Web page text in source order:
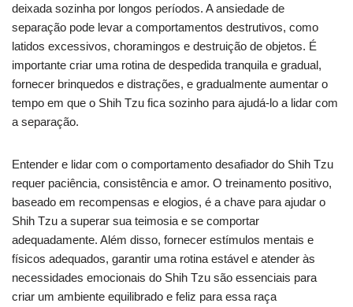
deixada sozinha por longos períodos. A ansiedade de
separação pode levar a comportamentos destrutivos, como
latidos excessivos, choramingos e destruição de objetos. É
importante criar uma rotina de despedida tranquila e gradual,
fornecer brinquedos e distrações, e gradualmente aumentar o
tempo em que o Shih Tzu fica sozinho para ajudá-lo a lidar com
a separação.
Entender e lidar com o comportamento desafiador do Shih Tzu
requer paciência, consistência e amor. O treinamento positivo,
baseado em recompensas e elogios, é a chave para ajudar o
Shih Tzu a superar sua teimosia e se comportar
adequadamente. Além disso, fornecer estímulos mentais e
físicos adequados, garantir uma rotina estável e atender às
necessidades emocionais do Shih Tzu são essenciais para
criar um ambiente equilibrado e feliz para essa raça